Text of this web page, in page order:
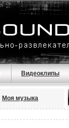
Видеоклипы
Моя музыка